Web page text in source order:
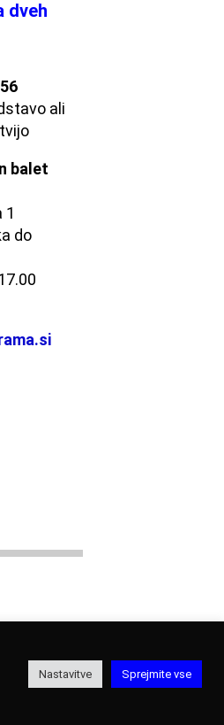
dveh
ali
balet
1
do
Nastavitve Sprejmite vse